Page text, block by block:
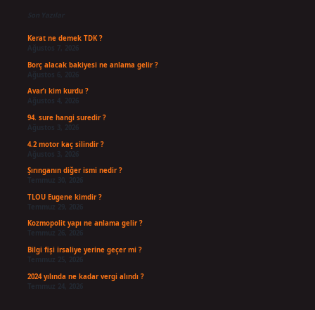
Son Yazılar
Kerat ne demek TDK ?
Ağustos 7, 2026
Borç alacak bakiyesi ne anlama gelir ?
Ağustos 6, 2026
Avar’ı kim kurdu ?
Ağustos 4, 2026
94. sure hangi suredir ?
Ağustos 3, 2026
4.2 motor kaç silindir ?
Ağustos 3, 2026
Şırınganın diğer ismi nedir ?
TLOU Eugene kimdir ?
Temmuz 29, 2026
Kozmopolit yapı ne anlama gelir ?
Bilgi fişi irsaliye yerine geçer mi ?
Temmuz 25, 2026
2024 yılında ne kadar vergi alındı ?